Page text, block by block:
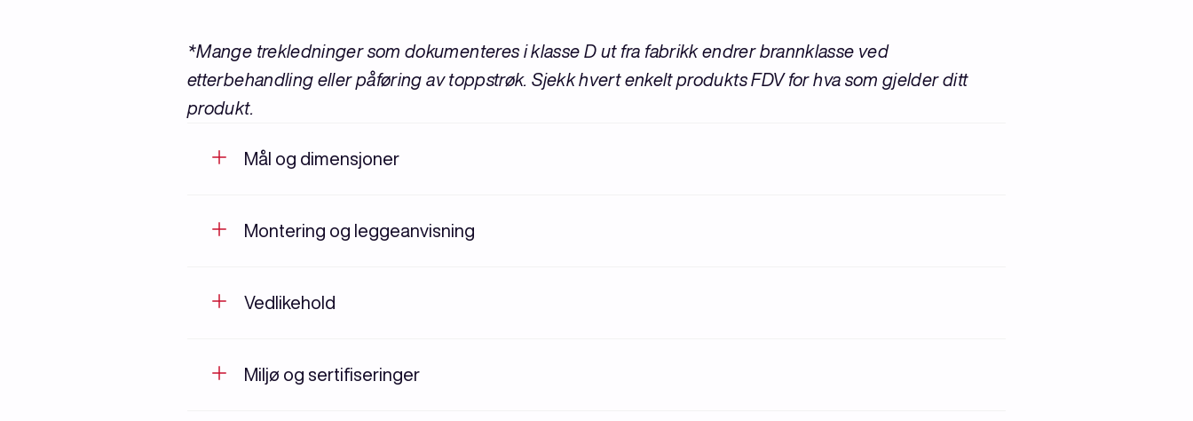
*Mange trekledninger som dokumenteres i klasse D ut fra fabrikk endrer brannklasse ved
etterbehandling eller påføring av toppstrøk. Sjekk hvert enkelt produkts FDV for hva som gjelder ditt
produkt.
Mål og dimensjoner
Montering og leggeanvisning
Vedlikehold
Miljø og sertifiseringer